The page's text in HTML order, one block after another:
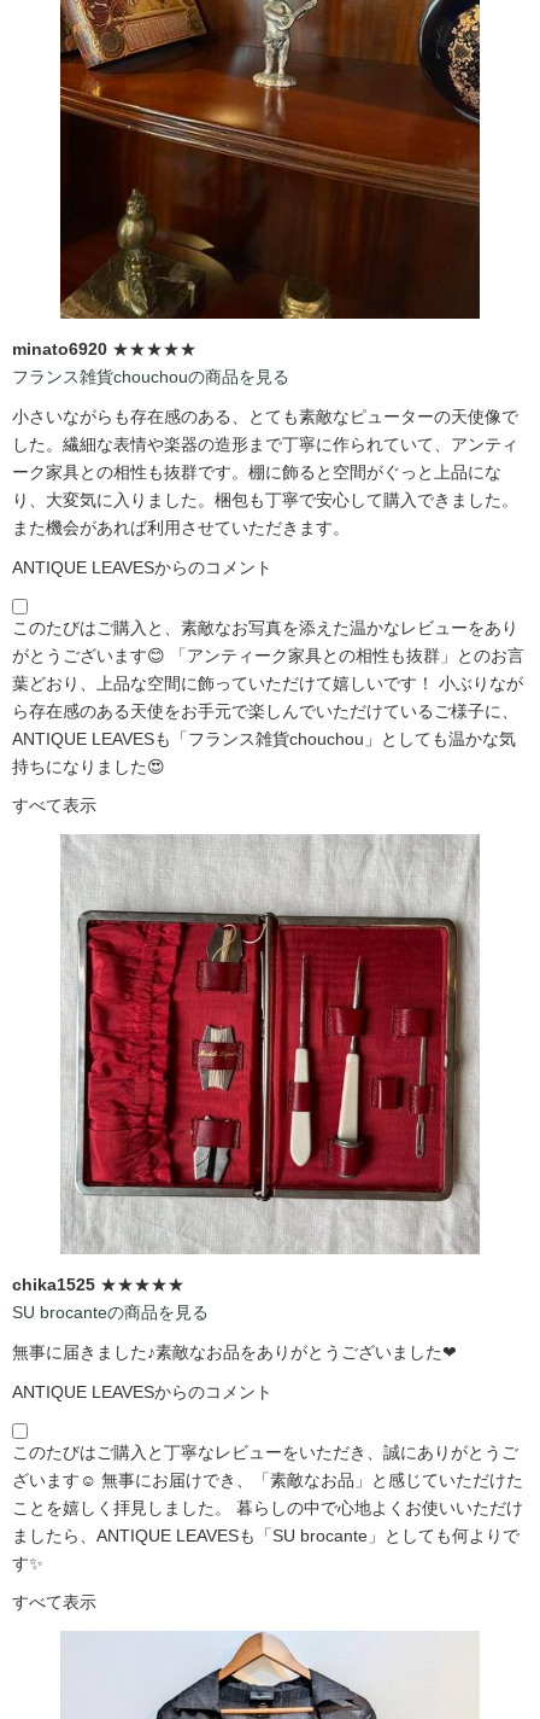
minato6920 ★★★★★
フランス雑貨chouchouの商品を見る
小さいながらも存在感のある、とても素敵なピューターの天使像で
した。繊細な表情や楽器の造形まで丁寧に作られていて、アンティ
ーク家具との相性も抜群です。棚に飾ると空間がぐっと上品にな
り、大変気に入りました。梱包も丁寧で安心して購入できました。
また機会があれば利用させていただきます。
ANTIQUE LEAVESからのコメント
このたびはご購入と、素敵なお写真を添えた温かなレビューをあり
がとうございます😊 「アンティーク家具との相性も抜群」とのお言
葉どおり、上品な空間に飾っていただけて嬉しいです！ 小ぶりなが
ら存在感のある天使をお手元で楽しんでいただけているご様子に、
ANTIQUE LEAVESも「フランス雑貨chouchou」としても温かな気
持ちになりました😍
すべて表示
chika1525 ★★★★★
SU brocanteの商品を見る
無事に届きました♪素敵なお品をありがとうございました❤
ANTIQUE LEAVESからのコメント
このたびはご購入と丁寧なレビューをいただき、誠にありがとうご
ざいます☺️ 無事にお届けでき、「素敵なお品」と感じていただけた
ことを嬉しく拝見しました。 暮らしの中で心地よくお使いいただけ
ましたら、ANTIQUE LEAVESも「SU brocante」としても何よりで
す✨
すべて表示